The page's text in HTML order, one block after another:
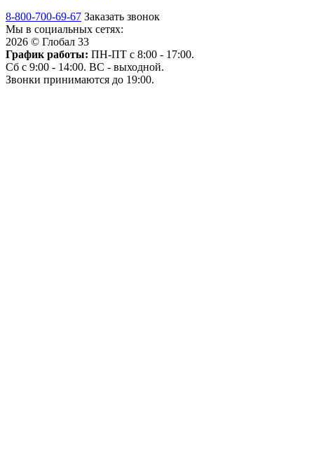
8-800-700-69-67 Заказать звонок
Мы в социальных сетях:
2026 © Глобал 33
График работы: ПН-ПТ с 8:00 - 17:00.
Сб с 9:00 - 14:00. ВС - выходной.
Звонки принимаются до 19:00.